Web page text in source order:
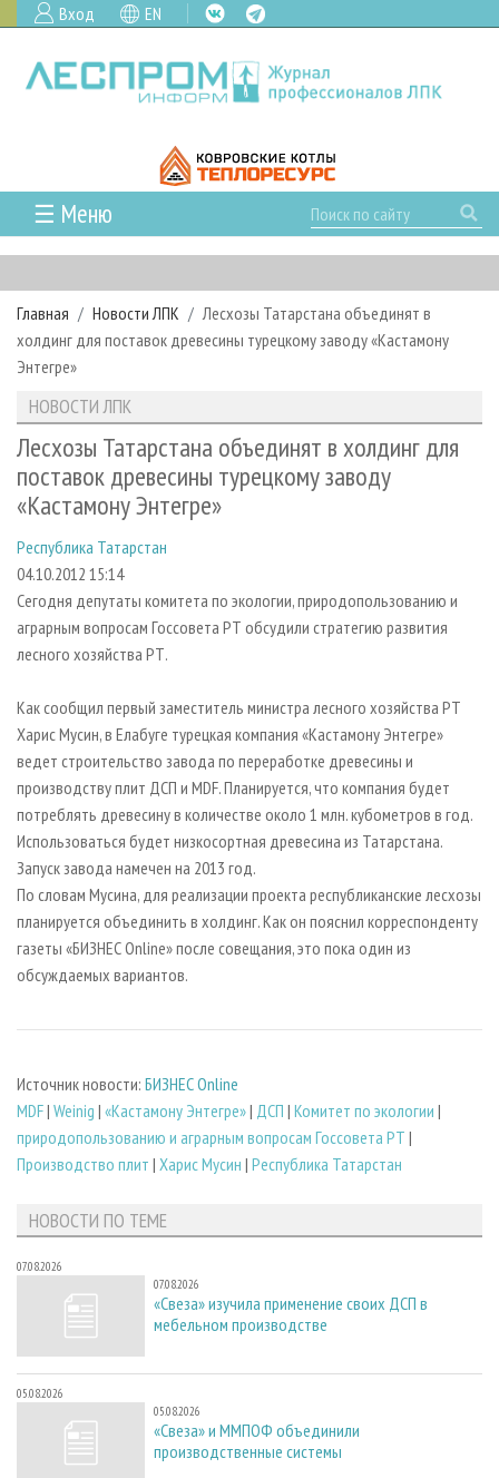
Вход EN
☰ Меню
ГЛАВНАЯ
РУБРИКИ И ТЕМЫ
РУБРИКИ ЖУРНАЛА
ЛЕСНОЕ ХОЗЯЙСТВО
ЛЕСОЗАГОТОВКА
ЛЕСОПИЛЕНИЕ
ДЕРЕВООБРАБОТКА
СУШКА ДРЕВЕСИНЫ
ПРОИЗВОДСТВО ДРЕВЕСНЫХ ПЛИТ
ДЕРЕВЯННОЕ ДОМОСТРОЕНИЕ
ПРОИЗВОДСТВО МЕБЕЛИ
БИОЭНЕРГЕТИКА
ЦБП
ИНСТРУМЕНТ И МАТЕРИАЛЫ
НОВОСТИ
КАЛЕНДАРЬ СОБЫТИЙ
НОВОСТИ ЛПК
НОВОСТИ ЖУРНАЛА
НОВОСТИ КОМПАНИЙ
ПРОЕКТЫ ЛПИ
АНАЛИТИКА
ПРЕДПРИЯТИЯ ЛПК
ЛЕСНЫЕ РЕГИОНЫ РОССИИ
ПЕРСОНЫ
МОБИЛЬНЫЕ ВЫСТАВКИ
ПРИОРИТЕТНЫЕ ИНВЕСТПРОЕКТЫ
RUSSIAN FORESTRY REVIEW
ГАЗЕТА ЛЕСПРОМФОРУМ
БИБЛИОТЕКА СПЕЦИАЛИСТА
АРХИВ
АРХИВ ЖУРНАЛОВ
СТАТЬИ
О ЖУРНАЛЕ
ПОДПИСКА
КОНТАКТЫ
РЕКЛАМОДАТЕЛЯМ
РЕКЛАМА
РЕКЛАМА НА САЙТЕ
Главная Новости ЛПК
Лесхозы Татарстана объединят в
холдинг для поставок древесины турецкому заводу «Кастамону
Энтегре»
НОВОСТИ ЛПК
Лесхозы Татарстана объединят в холдинг для
поставок древесины турецкому заводу
«Кастамону Энтегре»
Республика Татарстан
04.10.2012 15:14
Сегодня депутаты комитета по экологии, природопользованию и
аграрным вопросам Госсовета РТ обсудили стратегию развития
лесного хозяйства РТ.
Как сообщил первый заместитель министра лесного хозяйства РТ
Харис Мусин, в Елабуге турецкая компания «Кастамону Энтегре»
ведет строительство завода по переработке древесины и
производству плит ДСП и MDF. Планируется, что компания будет
потреблять древесину в количестве около 1 млн. кубометров в год.
Использоваться будет низкосортная древесина из Татарстана.
Запуск завода намечен на 2013 год.
По словам Мусина, для реализации проекта республиканские лесхозы
планируется объединить в холдинг. Как он пояснил корреспонденту
газеты «БИЗНЕС Online» после совещания, это пока один из
обсуждаемых вариантов.
Источник новости: БИЗНЕС Online
MDF| Weinig | «Кастамону Энтегре»| ДСП | Комитет по экологии |
природопользованию и аграрным вопросам Госсовета РТ |
Производство плит | Харис Мусин | Республика Татарстан
НОВОСТИ ПО ТЕМЕ
07.08.2026
07.08.2026
«Свеза» изучила применение своих ДСП в
мебельном производстве
05.08.2026
05.08.2026
«Свеза» и ММПОФ объединили
производственные системы